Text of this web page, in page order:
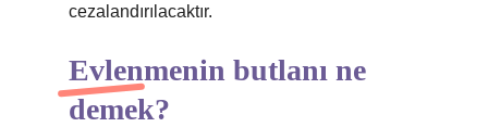
cezalandırılacaktır.
Evlenmenin butlanı ne
demek?